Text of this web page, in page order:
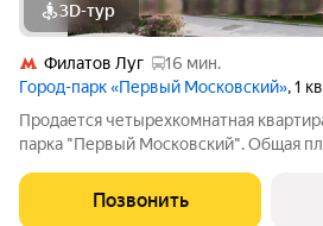
3D-тур
Филатов Луг
16 мин.
Город-парк «Первый Московский», 1
Продается четырехкомнатная
парка "Первый Московский". Общая
- монолитный. ТОЛЬКО ДО 31
приобретение
Позвонить